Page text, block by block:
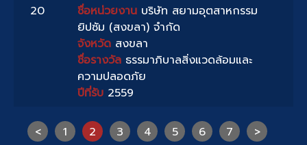
20
ชื่อหน่วยงาน บริษัท สยามอุตสาหกรรม
ยิปซัม (สงขลา) จำกัด
จังหวัด สงขลา
ชื่อรางวัล ธรรมาภิบาลสิ่งแวดล้อมและ
ความปลอดภัย
ปีที่รับ 2559
< 1 2 3 4 5 6 7 >